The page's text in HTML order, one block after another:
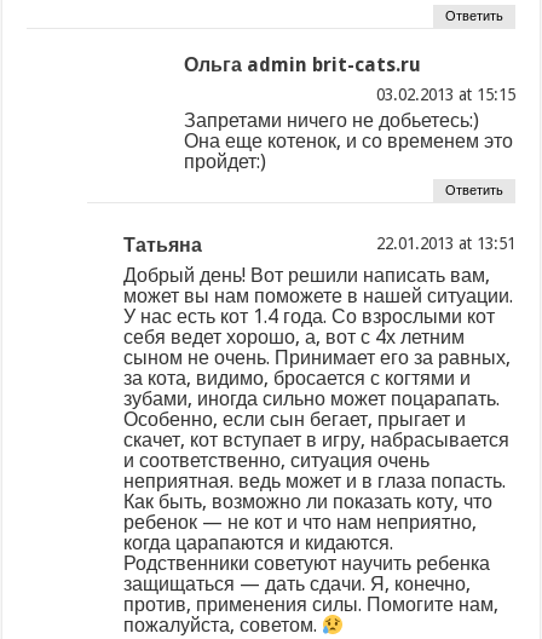
Ответить
Ольга admin brit-cats.ru
at
Запретами ничего не добьетесь:)
Она еще котенок, и со временем это
пройдет:)
Ответить
Татьяна at
Добрый день! Вот решили написать вам,
может вы нам поможете в нашей ситуации.
У нас есть кот 1.4 года. Со взрослыми кот
себя ведет хорошо, а, вот с 4х летним
сыном не очень. Принимает его за равных,
за кота, видимо, бросается с когтями и
зубами, иногда сильно может поцарапать.
Особенно, если сын бегает, прыгает и
скачет, кот вступает в игру, набрасывается
и соответственно, ситуация очень
неприятная. ведь может и в глаза попасть.
Как быть, возможно ли показать коту, что
ребенок — не кот и что нам неприятно,
когда царапаются и кидаются.
Родственники советуют научить ребенка
защищаться — дать сдачи. Я, конечно,
против, применения силы. Помогите нам,
пожалуйста, советом.